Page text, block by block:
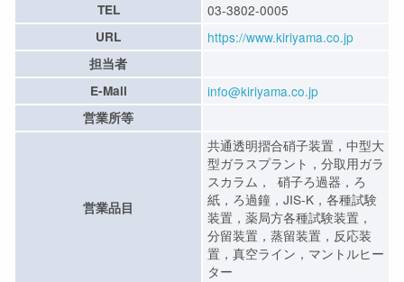
TEL 03-3802-0005
URL https://www.kiriyama.co.jp
担当者
E-Mail
info@kiriyama.co.jp
営業所等
営業品目
共通透明摺合硝子装置，中型大
型ガラスプラント，分取用ガラ
スカラム， 硝子ろ過器，ろ
紙，ろ過鐘，JIS-K，各種試験
装置，薬局方各種試験装置，
分留装置，蒸留装置，反応装
置，真空ライン，マントルヒー
ター